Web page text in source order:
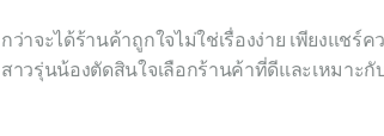
กว่าจะได้ร้านค้าถูกใจไม่ใช่เรื่องง่าย เพียงแชร์
สาวรุ่นน้องตัดสินใจเลือกร้านค้าที่ดีและเหมาะกั